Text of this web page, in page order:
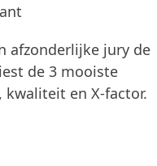
afzonderlijke jury de
de 3 mooiste
kwaliteit en X-factor.